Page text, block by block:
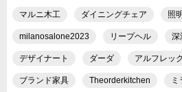
マルニ木工 ダイニングチェア 照明
milanosalone2023 リープヘル 深
デザイナート ダーダ アルフレッ
ブランド家具 Theorderkitchen